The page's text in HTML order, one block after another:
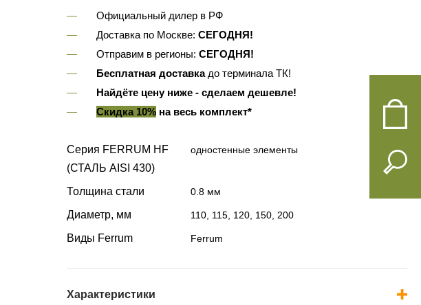
Официальный дилер в РФ
Доставка по Москве: СЕГОДНЯ!
Отправим в регионы: СЕГОДНЯ!
Бесплатная доставкадо терминала ТК!
Найдёте цену ниже - сделаем дешевле!
Скидка 10%на весь комплект*
Серия FERRUM HF
(СТАЛЬ AISI 430)
одностенные элементы
Толщина стали 0.8 мм
Диаметр, мм 110, 115, 120, 150, 200
Виды Ferrum Ferrum
Характеристики